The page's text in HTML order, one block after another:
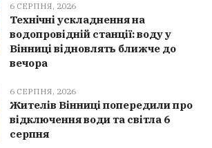
6 СЕРПНЯ, 2026
Технічні ускладнення на
водопровідній станції: воду у
Вінниці відновлять ближче до
вечора
6 СЕРПНЯ, 2026
Жителів Вінниці попередили про
відключення води та світла 6
серпня